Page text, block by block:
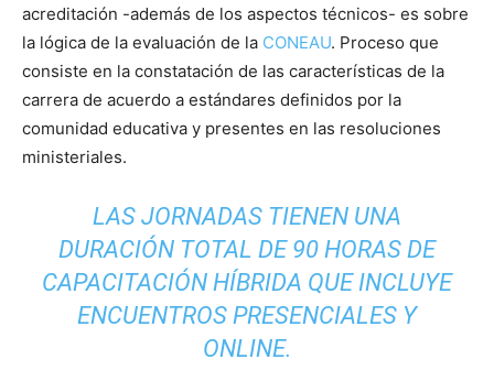
acreditación -además de los aspectos técnicos- es sobre
la lógica de la evaluación de la CONEAU. Proceso que
consiste en la constatación de las características de la
carrera de acuerdo a estándares definidos por la
comunidad educativa y presentes en las resoluciones
ministeriales.
LAS JORNADAS TIENEN UNA
DURACIÓN TOTAL DE 90 HORAS DE
CAPACITACIÓN HÍBRIDA QUE INCLUYE
ENCUENTROS PRESENCIALES Y
ONLINE.